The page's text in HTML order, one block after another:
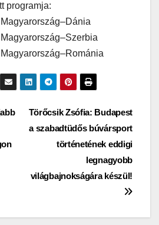
programja:
Törőcsik Zsófia: Budapest
a szabadtüdős búvársport
történetének eddigi
legnagyobb
világbajnokságára készül!